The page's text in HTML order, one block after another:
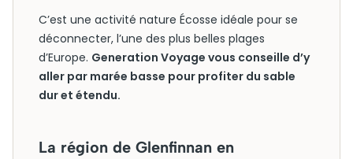
C’est une activité nature Écosse idéale pour se
déconnecter, l’une des plus belles plages
d’Europe. Generation Voyage vous conseille d’y
aller par marée basse pour profiter du sable
dur et étendu.
La région de Glenfinnan en